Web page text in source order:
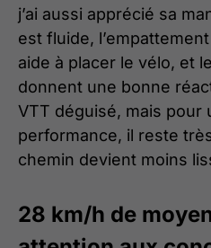
j’ai aussi apprécié sa
est fluide,
aide à placer le vélo, et
donnent une bonne
VTT déguisé, mais pour
performance, il reste
chemin devient moins
28 km/h de